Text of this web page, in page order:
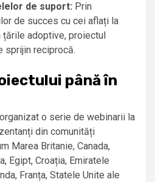
de suport: Prin
de succes cu cei aflați la
adoptive, proiectul
sprijin reciprocă.
până în
o serie de webinarii la
din comunități
Marea Britanie, Canada,
Egipt, Croația, Emiratele
Franța, Statele Unite ale